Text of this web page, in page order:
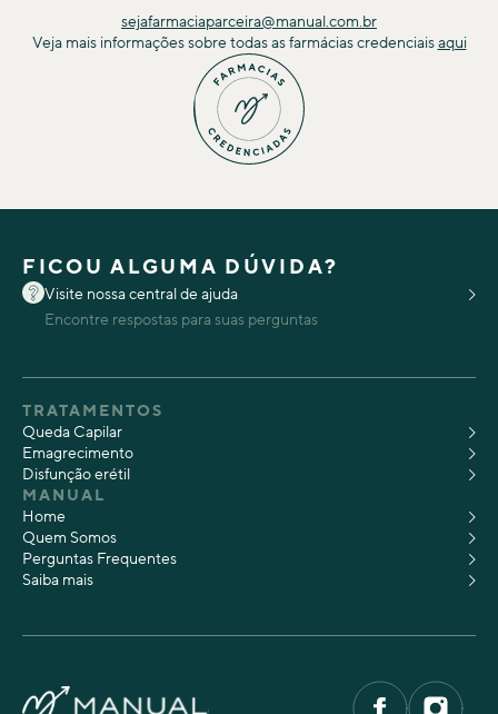
sejafarmaciaparceira@manual.com.br
Veja mais informações sobre todas as farmácias credenciaisaqui
FICOU ALGUMA DÚVIDA?
Visite nossa central de ajuda
Encontre respostas para suas perguntas
TRATAMENTOS
Queda Capilar
Emagrecimento
Disfunção erétil
MANUAL
Home
Quem Somos
Perguntas Frequentes
Saiba mais